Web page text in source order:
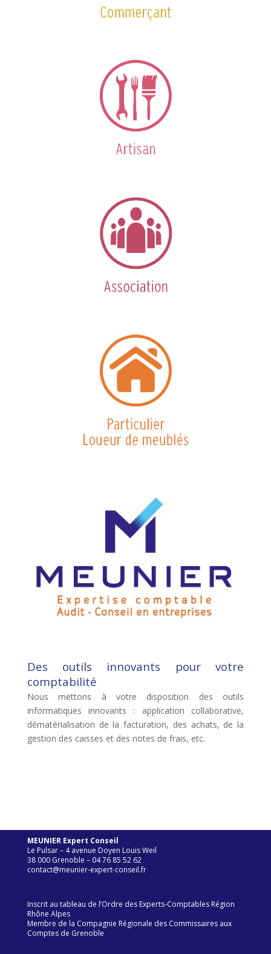
Des outils innovants pour votre
comptabilité
Nous mettons à votre disposition des outils
informatiques innovants : application collaborative,
dématérialisation de la facturation, des achats, de la
gestion des caisses et des notes de frais, etc.
MEUNIER Expert Conseil
Le Pulsar – 4 avenue Doyen Louis Weil
38 000 Grenoble – 04 76 85 52 62
contact@meunier-expert-conseil.fr
Inscrit au tableau de l’Ordre des Experts-Comptables Région
Rhône Alpes
Membre de la Compagnie Régionale des Commissaires aux
Comptes de Grenoble